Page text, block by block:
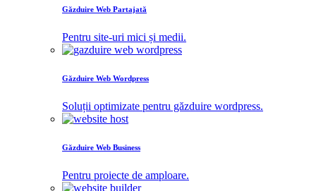
Găzduire Web Partajată
Pentru site-uri mici și medii.
Găzduire Web Wordpress
Soluții optimizate pentru găzduire wordpress.
Găzduire Web Business
Pentru proiecte de amploare.